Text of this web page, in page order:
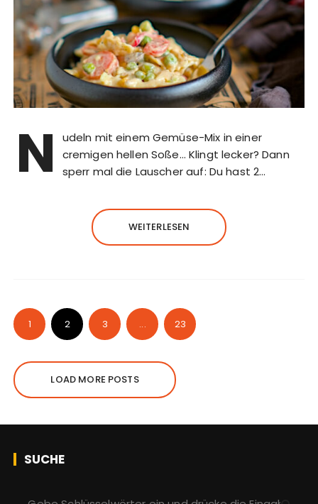
N
udeln mit einem Gemüse-Mix in einer
cremigen hellen Soße… Klingt lecker? Dann
sperr mal die Lauscher auf: Du hast 2…
WEITERLESEN
1 2 3 ... 23
LOAD MORE POSTS
SUCHE